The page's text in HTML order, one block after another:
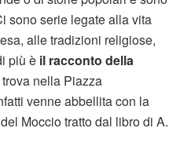
sono serie legate alla vita
alle tradizioni religiose,
più è il racconto della
nella Piazza
venne abbellita con la
Moccio tratto dal libro di A.